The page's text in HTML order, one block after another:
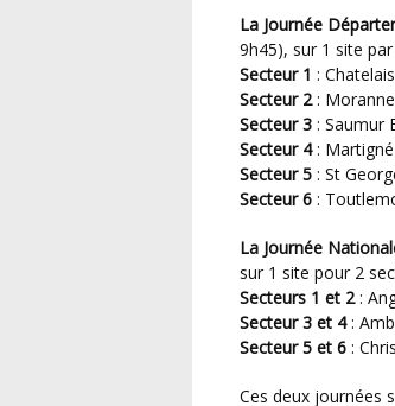
La Journée
9h45), sur 1 site
Secteur 1 :
Secteur 2:
Secteur 3 : Saumur
Secteur 4:
Secteur 5 : St
Secteur 6 :
La Journée
sur 1 site pour 2
Secteurs 1 et 2:
Secteur 3 et 4:
Secteur 5 et 6 :
Ces deux journées sont organisées par le District de Football de Maine et Loire et permettent